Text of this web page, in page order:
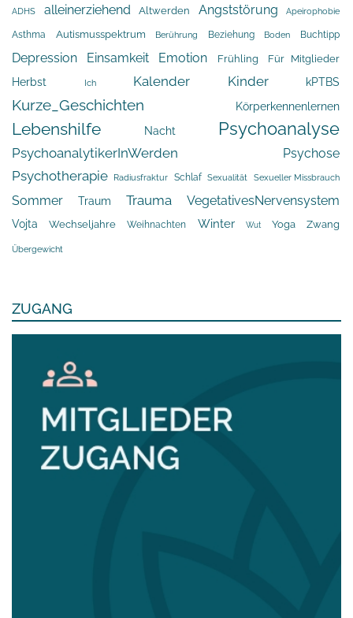
ADHS alleinerziehend Altwerden Angststörung Apeirophobie
Asthma Autismusspektrum Berührung Beziehung Boden Buchtipp
Depression Einsamkeit Emotion Frühling Für Mitglieder
Herbst Ich Kalender Kinder kPTBS
Kurze_Geschichten Körperkennenlernen
Lebenshilfe Nacht Psychoanalyse
PsychoanalytikerInWerden Psychose
Psychotherapie Radiusfraktur Schlaf Sexualität Sexueller Missbrauch
Sommer Traum Trauma VegetativesNervensystem
Vojta Wechseljahre Weihnachten Winter Wut Yoga Zwang
Übergewicht
ZUGANG